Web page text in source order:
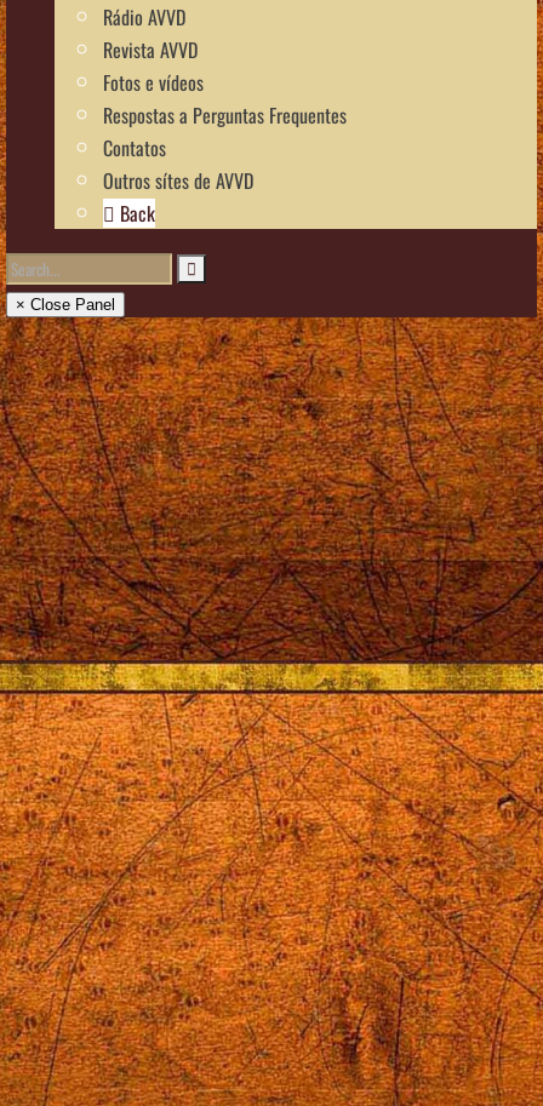
Rádio AVVD
Revista AVVD
Fotos e vídeos
Respostas a Perguntas Frequentes
Contatos
Outros sítes de AVVD
Back
× Close Panel